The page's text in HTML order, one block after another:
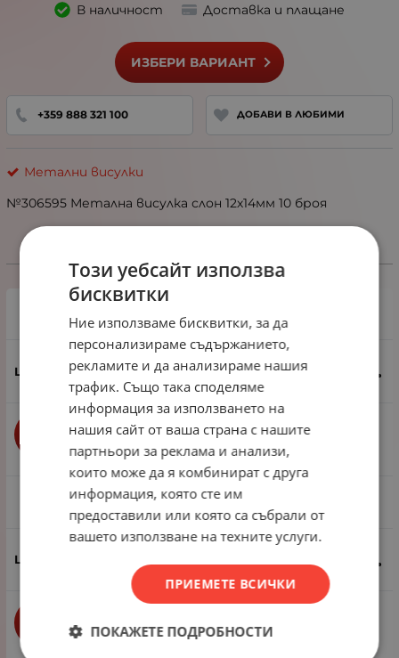
В наличност Доставка и плащане
ИЗБЕРИ ВАРИАНТ
+359 888 321 100 ДОБАВИ В ЛЮБИМИ
Метални висулки
№306595 Метална висулка слон 12х14мм 10 броя
Избери вариант
1 пак - 10 броя
0.51€ / 1.00 лв.
бр. КУПИ
1 пак - 100 броя
3.68€ / 7.20 лв.
Този уебсайт използва
бисквитки
Ние използваме бисквитки, за да
персонализираме съдържанието,
рекламите и да анализираме нашия
трафик. Също така споделяме
информация за използването на
нашия сайт от ваша страна с нашите
партньори за реклама и анализи,
които може да я комбинират с друга
информация, която сте им
предоставили или която са събрали от
вашето използване на техните услуги.
ПРИЕМЕТЕ ВСИЧКИ
ПОКАЖЕТЕ ПОДРОБНОСТИ